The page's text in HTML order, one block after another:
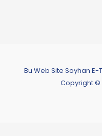
Bu Web Site Soyhan E-
Copyright ©